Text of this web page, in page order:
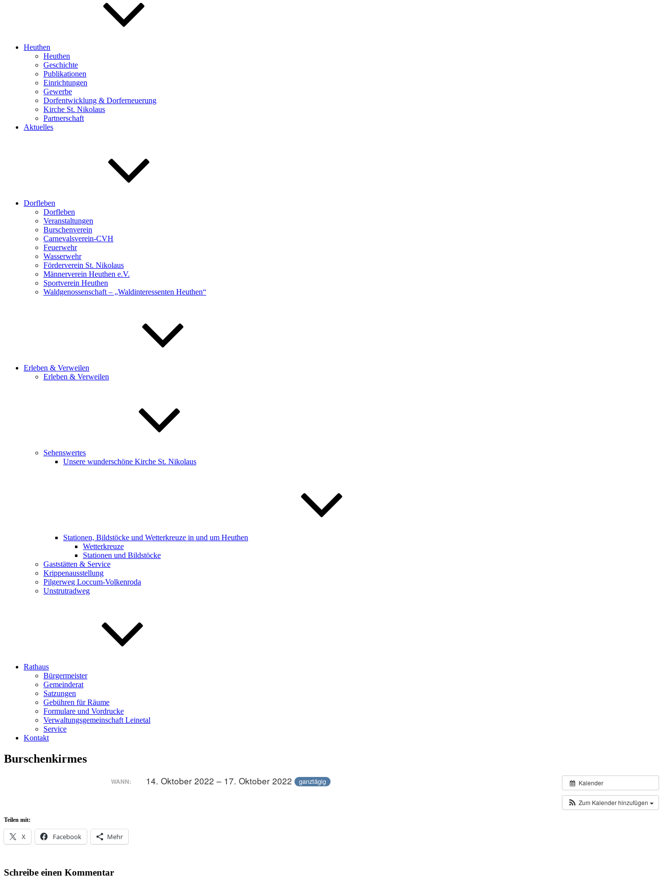
Heuthen
Heuthen
Geschichte
Publikationen
Einrichtungen
Gewerbe
Dorfentwicklung & Dorferneuerung
Kirche St. Nikolaus
Partnerschaft
Aktuelles
Dorfleben
Dorfleben
Veranstaltungen
Burschenverein
Carnevalsverein-CVH
Feuerwehr
Wasserwehr
Förderverein St. Nikolaus
Männerverein Heuthen e.V.
Sportverein Heuthen
Waldgenossenschaft – „Waldinteressenten Heuthen“
Erleben & Verweilen
Erleben & Verweilen
Sehenswertes
Unsere wunderschöne Kirche St. Nikolaus
Stationen, Bildstöcke und Wetterkreuze in und um Heuthen
Wetterkreuze
Stationen und Bildstöcke
Gaststätten & Service
Krippenausstellung
Pilgerweg Loccum-Volkenroda
Unstrutradweg
Rathaus
Bürgermeister
Gemeinderat
Satzungen
Gebühren für Räume
Formulare und Vordrucke
Verwaltungsgemeinschaft Leinetal
Service
Kontakt
Burschenkirmes
Kalender
Zum Kalender hinzufügen
WANN: 14. Oktober 2022 – 17. Oktober 2022 ganztägig
Teilen mit:
X Facebook Mehr
Schreibe einen Kommentar